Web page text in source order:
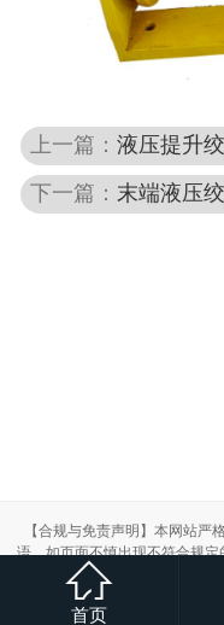
上一篇：液压提升
下一篇：末端液压

首页
【合规与免责声明】本网站严
语。如页面不慎出现不符合规定
仅供
本站部分素材来